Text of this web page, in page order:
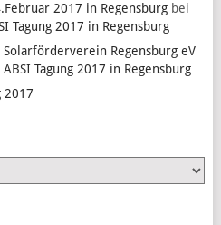
2017 in Regensburgbei
Tagung 2017 in Regensburg
Solarförderverein Regensburg eV
Tagung 2017 in Regensburg
2017